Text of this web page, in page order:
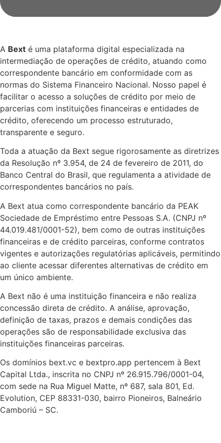
A Bext é uma plataforma digital especializada na
intermediação de operações de crédito, atuando como
correspondente bancário em conformidade com as
normas do Sistema Financeiro Nacional. Nosso papel é
facilitar o acesso a soluções de crédito por meio de
parcerias com instituições financeiras e entidades de
crédito, oferecendo um processo estruturado,
transparente e seguro.
Toda a atuação da Bext segue rigorosamente as diretrizes
da Resolução nº 3.954, de 24 de fevereiro de 2011, do
Banco Central do Brasil, que regulamenta a atividade de
correspondentes bancários no país.
A Bext atua como correspondente bancário da PEAK
Sociedade de Empréstimo entre Pessoas S.A. (CNPJ nº
44.019.481/0001-52), bem como de outras instituições
financeiras e de crédito parceiras, conforme contratos
vigentes e autorizações regulatórias aplicáveis, permitindo
ao cliente acessar diferentes alternativas de crédito em
um único ambiente.
A Bext não é uma instituição financeira e não realiza
concessão direta de crédito. A análise, aprovação,
definição de taxas, prazos e demais condições das
operações são de responsabilidade exclusiva das
instituições financeiras parceiras.
Os domínios bext.vc e bextpro.app pertencem à Bext
Capital Ltda., inscrita no CNPJ nº 26.915.796/0001-04,
com sede na Rua Miguel Matte, nº 687, sala 801, Ed.
Evolution, CEP 88331-030, bairro Pioneiros, Balneário
Camboriú – SC.